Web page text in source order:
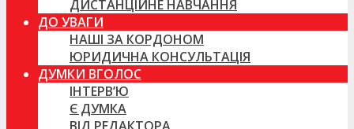
ДИСТАНЦІЙНЕ НАВЧАННЯ
ДО УВАГИ
НАШІ ЗА КОРДОНОМ
ЮРИДИЧНА КОНСУЛЬТАЦІЯ
ДУМКИ ВГОЛОС
ІНТЕРВ’Ю
Є ДУМКА
ВІД РЕДАКТОРА